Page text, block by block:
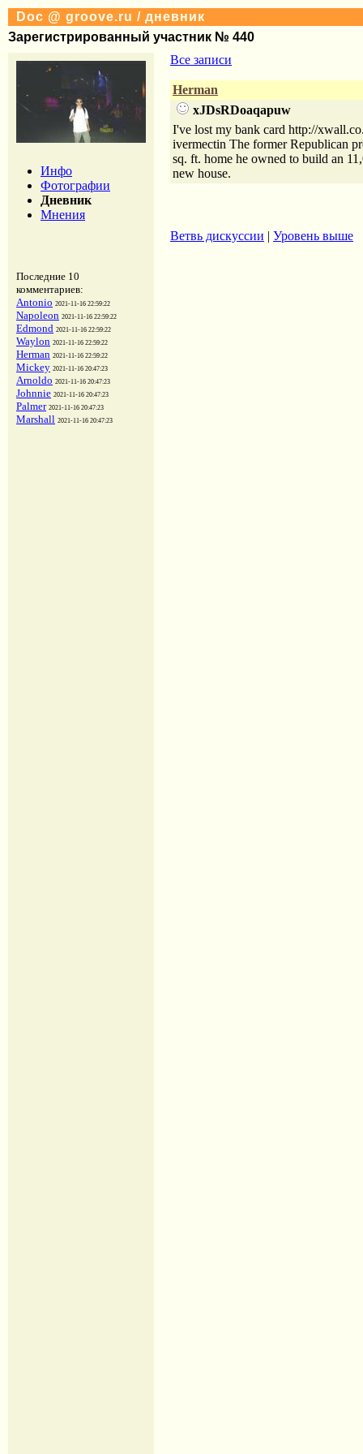
Doc @ groove.ru / дневник
Зарегистрированный участник № 440
Инфо
Фотографии
Дневник
Мнения
Последние 10
комментариев:
Antonio 2021-11-16 22:59:22
Napoleon 2021-11-16 22:59:22
Edmond 2021-11-16 22:59:22
Waylon 2021-11-16 22:59:22
Herman 2021-11-16 22:59:22
Mickey 2021-11-16 20:47:23
Arnoldo 2021-11-16 20:47:23
Johnnie 2021-11-16 20:47:23
Palmer 2021-11-16 20:47:23
Marshall 2021-11-16 20:47:23
Все записи
Herman
xJDsRDoaqapuw
I've lost my bank card http://
ivermectin The former Republican
sq. ft. home he owned to build an
new house.
Ветвь дискуссии | Уровень выше